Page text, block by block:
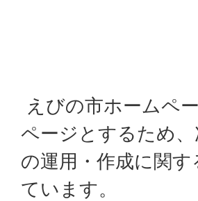
えびの市ホームペ
ページとするため
の運用・作成に関
ています。